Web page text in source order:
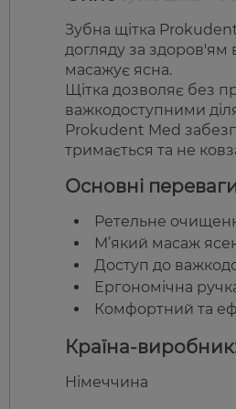
Зубна щітка
догляду за здоров'ям
масажує ясна.
Щітка дозволяє без
важкодоступними
Prokudent Med
тримається та не
Основні
Ретельне
М’який масаж
Доступ до
Ергономічна
Комфортний та
Країна-
Німеччина